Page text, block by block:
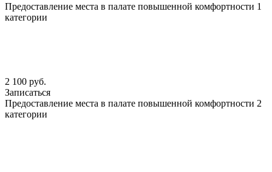
Предоставление места в палате повышенной комфортности 1
категории
2 100 руб.
Записаться
Предоставление места в палате повышенной комфортности 2
категории